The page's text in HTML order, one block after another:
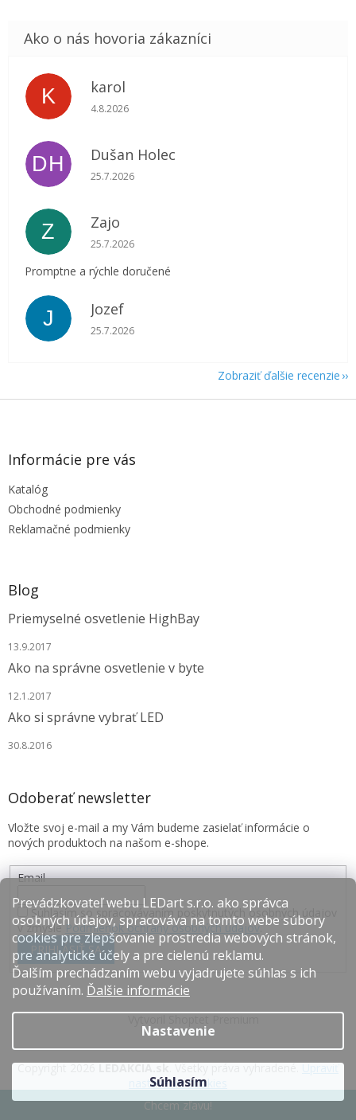
Prevádzkovateľ webu LEDart s.r.o. ako správca
osobných údajov, spracováva na tomto webe súbory
cookies pre zlepšovanie prostredia webových stránok,
pre analytické účely a pre cielenú reklamu.
Ďalším prechádzaním webu vyjadrujete súhlas s ich
používaním. Ďalšie informácie
Nastavenie
Súhlasím
K karol
Hodnotenie obchodu je 5 z 5 hviezdičiek.
4.8.2026
DH Dušan Holec
Hodnotenie obchodu je 5 z 5 hviezdičiek.
25.7.2026
Z Zajo
Hodnotenie obchodu je 5 z 5 hviezdičiek.
25.7.2026
Promptne a rýchle doručené
J Jozef
Hodnotenie obchodu je 5 z 5 hviezdičiek.
25.7.2026
Zobraziť ďalšie recenzie
Z
Informácie pre vás
Katalóg
Obchodné podmienky
Reklamačné podmienky
Blog
Priemyselné osvetlenie HighBay
13.9.2017
Ako na správne osvetlenie v byte
12.1.2017
Ako si správne vybrať LED
30.8.2016
Odoberať newsletter
Vložte svoj e-mail a my Vám budeme zasielať informácie o
nových produktoch na našom e-shope.
Email
Súhlasím so spracovávaním poskytnutých osobných údajov
v zmysle Podmienok ochrany osobných údajov.
PRIHLÁSIŤ SA
nastavenie cookies
Chcem zľavu!